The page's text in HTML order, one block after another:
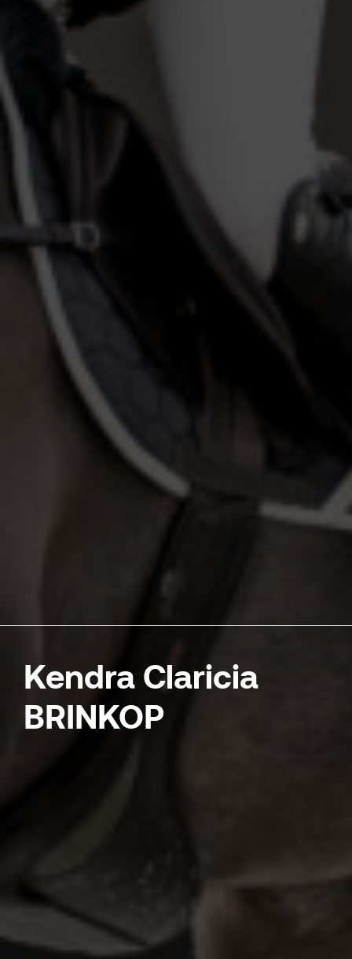
Kendra Claricia
BRINKOP